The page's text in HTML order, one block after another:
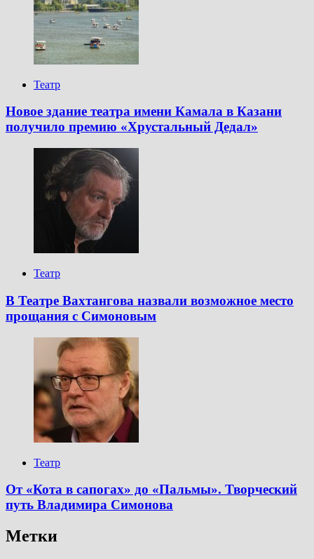
Театр
Новое здание театра имени Камала в Казани
получило премию «Хрустальный Дедал»
Театр
В Театре Вахтангова назвали возможное место
прощания с Симоновым
Театр
От «Кота в сапогах» до «Пальмы». Творческий
путь Владимира Симонова
Метки